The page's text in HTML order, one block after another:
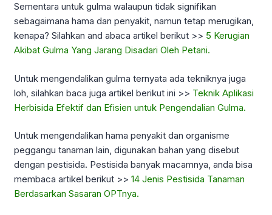
Sementara untuk gulma walaupun tidak signifikan
sebagaimana hama dan penyakit, namun tetap merugikan,
kenapa? Silahkan and abaca artikel berikut >> 5 Kerugian
Akibat Gulma Yang Jarang Disadari Oleh Petani.
Untuk mengendalikan gulma ternyata ada tekniknya juga
loh, silahkan baca juga artikel berikut ini >> Teknik Aplikasi
Herbisida Efektif dan Efisien untuk Pengendalian Gulma.
Untuk mengendalikan hama penyakit dan organisme
peggangu tanaman lain, digunakan bahan yang disebut
dengan pestisida. Pestisida banyak macamnya, anda bisa
membaca artikel berikut >> 14 Jenis Pestisida Tanaman
Berdasarkan Sasaran OPTnya.